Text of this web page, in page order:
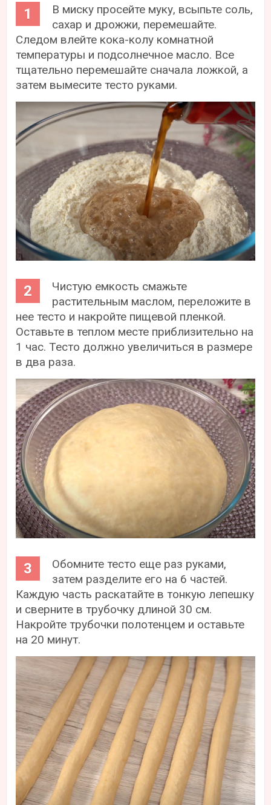
В миску просейте муку, всыпьте соль,
сахар и дрожжи, перемешайте.
Следом влейте кока-колу комнатной
температуры и подсолнечное масло. Все
тщательно перемешайте сначала ложкой, а
затем вымесите тесто руками.
Чистую емкость смажьте
растительным маслом, переложите в
нее тесто и накройте пищевой пленкой.
Оставьте в теплом месте приблизительно на
1 час. Тесто должно увеличиться в размере
в два раза.
Обомните тесто еще раз руками,
затем разделите его на 6 частей.
Каждую часть раскатайте в тонкую лепешку
и сверните в трубочку длиной 30 см.
Накройте трубочки полотенцем и оставьте
на 20 минут.